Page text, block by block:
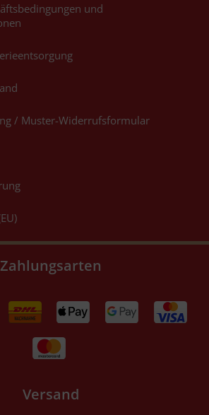
und
/ Muster-Widerrufsformular
Zahlungsarten
Versand